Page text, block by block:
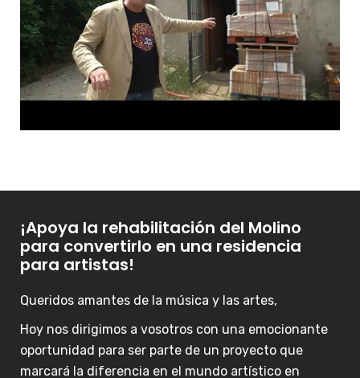
¡Apoya la rehabilitación del Molino
para convertirlo en una residencia
para artistas!
Queridos amantes de la música y las artes,
Hoy nos dirigimos a vosotros con una emocionante
oportunidad para ser parte de un proyecto que
marcará la diferencia en el mundo artístico en